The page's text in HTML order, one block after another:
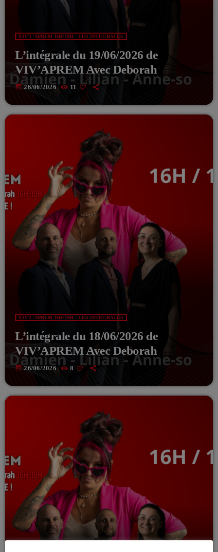
VIV'L'APREM 16H/19H - LES INTÉGRALES
L’intégrale du 19/06/2026 de
VIV’APREM Avec Deborah
today 26/06/2026 11
VIV'L'APREM 16H/19H - LES INTÉGRALES
L’intégrale du 18/06/2026 de
VIV’APREM Avec Deborah
today 26/06/2026 8